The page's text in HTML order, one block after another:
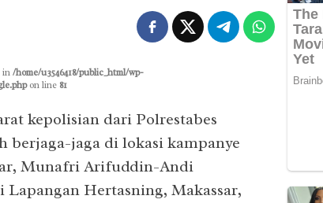
in/home/u3546418/public_html/wp-
on line 81
kepolisian dari Polrestabes
berjaga-jaga di lokasi kampanye
Munafri Arifuddin-Andi
Hertasning, Makassar,